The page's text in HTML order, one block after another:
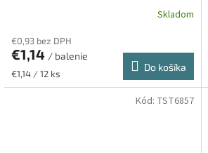
Skladom
€0,93 bez DPH
€1,14 / balenie
Jednotková
cena:
€1,14 / 12 ks
Do košíka
Kód: TST6857